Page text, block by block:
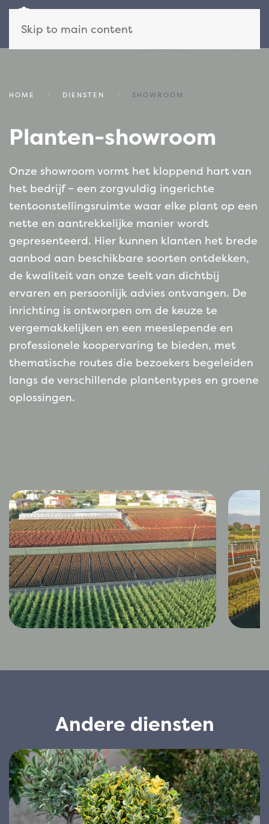
Skip to main content
HOME DIENSTEN SHOWROOM
Planten-showroom
Onze showroom vormt het kloppend hart van
het bedrijf – een zorgvuldig ingerichte
tentoonstellingsruimte waar elke plant op een
nette en aantrekkelijke manier wordt
gepresenteerd. Hier kunnen klanten het brede
aanbod aan beschikbare soorten ontdekken,
de kwaliteit van onze teelt van dichtbij
ervaren en persoonlijk advies ontvangen. De
inrichting is ontworpen om de keuze te
vergemakkelijken en een meeslepende en
professionele koopervaring te bieden, met
thematische routes die bezoekers begeleiden
langs de verschillende plantentypes en groene
oplossingen.
Andere diensten